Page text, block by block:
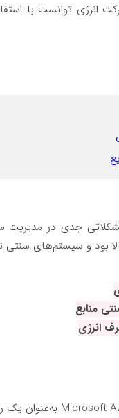
انرژی توانست با
جدی در مدیریت
بود و سیستم‌های
منابع
انرژی
Microsoftبه‌عنوان یک